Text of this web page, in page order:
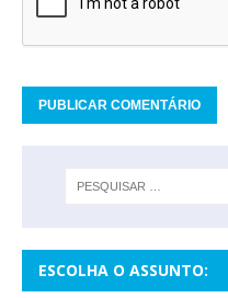
ESCOLHA O ASSUNTO: